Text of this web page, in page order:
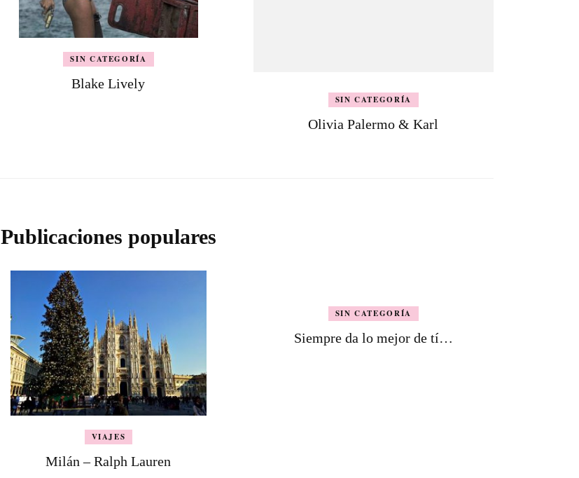
SIN CATEGORÍA
Blake Lively
SIN CATEGORÍA
Olivia Palermo & Karl
Publicaciones populares
VIAJES
Milán – Ralph Lauren
SIN CATEGORÍA
Siempre da lo mejor de tí…